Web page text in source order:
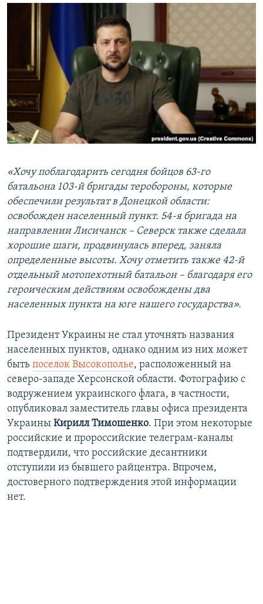
«Хочу поблагодарить сегодня бойцов 63-го
батальона 103-й бригады теробороны, которые
обеспечили результат в Донецкой области:
освобожден населенный пункт. 54-я бригада на
направлении Лисичанск – Северск также сделала
хорошие шаги, продвинулась вперед, заняла
определенные высоты. Хочу отметить также 42-й
отдельный мотопехотный батальон – благодаря его
героическим действиям освобождены два
населенных пункта на юге нашего государства».
Президент Украины не стал уточнять названия
населенных пунктов, однако одним из них может
быть поселок Высокополье, расположенный на
северо-западе Херсонской области. Фотографию с
водружением украинского флага, в частности,
опубликовал заместитель главы офиса президента
Украины Кирилл Тимошенко. При этом некоторые
российские и пророссийские телеграм-каналы
подтвердили, что российские десантники
отступили из бывшего райцентра. Впрочем,
достоверного подтверждения этой информации
нет.